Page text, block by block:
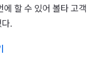
할 수 있어 볼타 고객
.